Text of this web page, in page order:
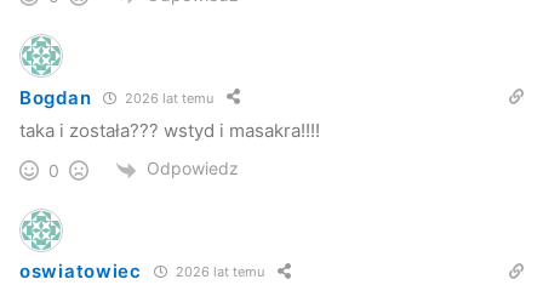
Bogdan 2026 lat temu
taka i została??? wstyd i masakra!!!!
0 Odpowiedz
oswiatowiec 2026 lat temu